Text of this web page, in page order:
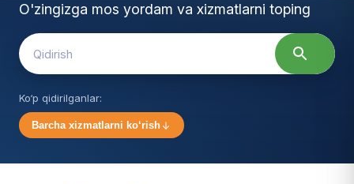
O'zingizga mos yordam va xizmatlarni toping
Search
for:
Ko‘p qidirilganlar:
Barcha xizmatlarni ko‘rish